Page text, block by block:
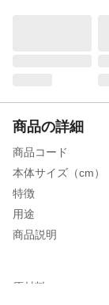
商品の詳細
商品コード
本体サイズ（cm）
特徴
用途
商品説明
原材料